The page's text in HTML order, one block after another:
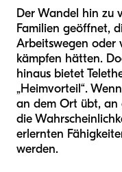
Der Wandel hin zu
Familien geöffnet,
Arbeitswegen oder
kämpfen hätten.
hinaus bietet
„Heimvorteil“.
an dem Ort übt, an
die
erlernten
werden.